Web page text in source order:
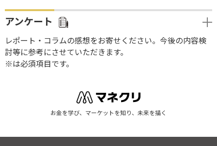
アンケート
レポート・コラムの感想をお寄せください。今後の内容検
討等に参考にさせていただきます。
※は必須項目です。
お金を学び、マーケットを知り、未来を描く